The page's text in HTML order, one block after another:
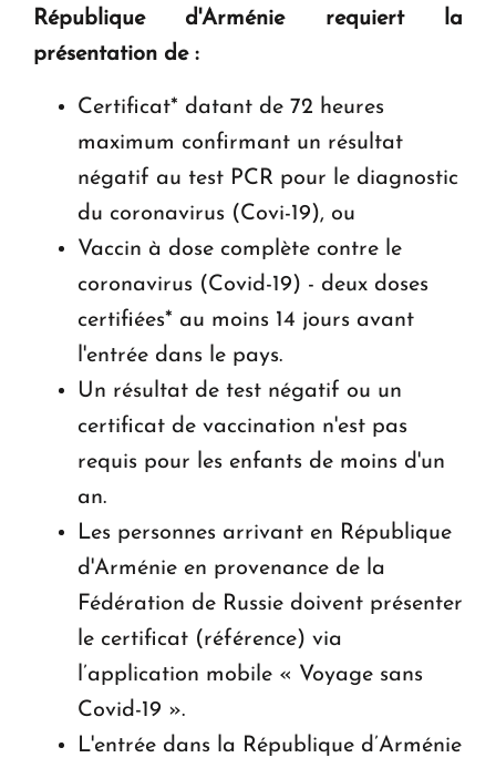
ouvrira ses portes à Dilijan
République d'Arménie requiert la
présentation de :
Certificat* datant de 72 heures
maximum confirmant un résultat
négatif au test PCR pour le diagnostic
du coronavirus (Covi-19), ou
Vaccin à dose complète contre le
coronavirus (Covid-19) - deux doses
certifiées* au moins 14 jours avant
l'entrée dans le pays.
Un résultat de test négatif ou un
certificat de vaccination n'est pas
requis pour les enfants de moins d'un
an.
Les personnes arrivant en République
d'Arménie en provenance de la
Fédération de Russie doivent présenter
le certificat (référence) via
l’application mobile « Voyage sans
Covid-19 ».
L'entrée dans la République d’Arménie